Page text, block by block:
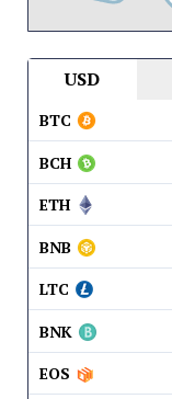
USD
BTC
BCH
ETH
BNB
LTC
BNK
EOS